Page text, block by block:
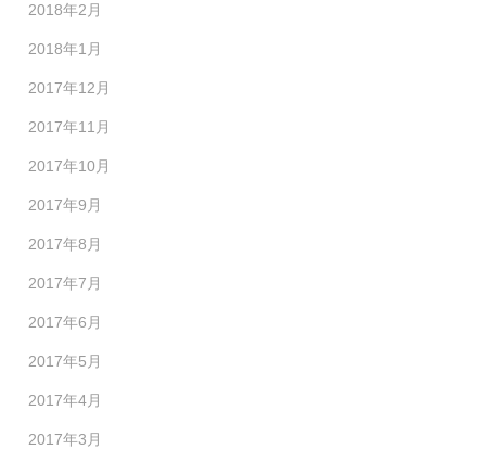
2018年2月
2018年1月
2017年12月
2017年11月
2017年10月
2017年9月
2017年8月
2017年7月
2017年6月
2017年5月
2017年4月
2017年3月